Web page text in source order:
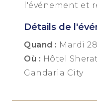
l'événement et
Détails de
Quand : Mardi
Où : Hôtel
Gandaria City